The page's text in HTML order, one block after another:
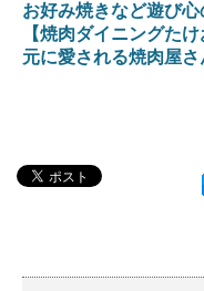
お好み焼きなど遊び心
【焼肉ダイニングた
元に愛される焼肉屋